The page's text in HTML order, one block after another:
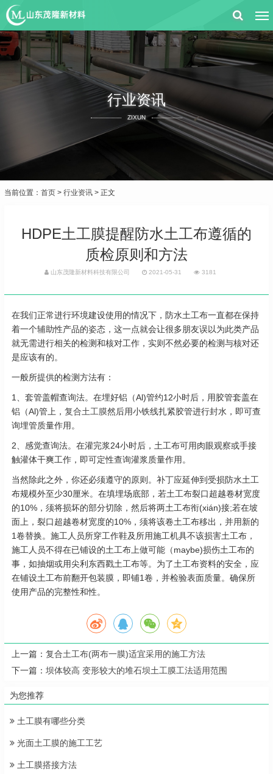
行业资讯
ZIXUN
当前位置： 首页 > 行业资讯 > 正文
HDPE土工膜提醒防水土工布遵循的
质检原则和方法
山东茂隆新材料科技有限公司 2021-05-31 3181
在我们正常进行环境建设使用的情况下，防水土工布一直都在保持
着一个辅助性产品的姿态，这一点就会让很多朋友误以为此类产品
就无需进行相关的检测和核对工作，实则不然必要的检测与核对还
是应该有的。
一般所提供的检测方法有：
1、套管盖帽查询法。在埋好铝（Al)管约12小时后，用胶管套盖在
铝（Al)管上， 复合土工膜然后用小铁线扎紧胶管进行封水，即可查
询埋管质量作用。
2、感觉查询法。在灌完浆24小时后，土工布可用肉眼观察或手接
触灌体干爽工作，即可定性查询灌浆质量作用。
当然除此之外，你还必须遵守的原则。补丁应延伸到受损防水土工
布规模外至少30厘米。在填埋场底部，若土工布裂口超越卷材宽度
的10%，须将损坏的部分切除，然后将两土工布衔(xián)接;若在坡
面上，裂口超越卷材宽度的10%，须将该卷土工布移出，并用新的
1卷替换。施工人员所穿工作鞋及所用施工机具不该损害土工布，
施工人员不得在已铺设的土工布上做可能（maybe)损伤土工布的
事，如抽烟或用尖利东西戳土工布等。为了土工布资料的安全，应
在铺设土工布前翻开包装膜，即铺1卷，并检验表面质量。确保所
使用产品的完整性和性。
上一篇： 复合土工布(两布一膜)适宜采用的施工方法
下一篇： 坝体较高 变形较大的堆石坝土工膜工法适用范围
为您推荐
土工膜有哪些分类
光面土工膜的施工工艺
土工膜搭接方法